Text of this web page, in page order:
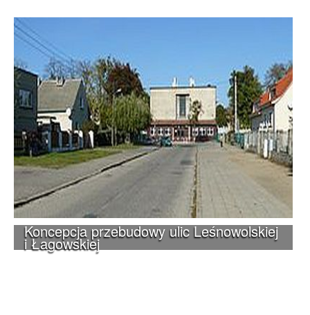
Koncepcja przebudowy ulic Leśnowolskiej
i Łagowskiej